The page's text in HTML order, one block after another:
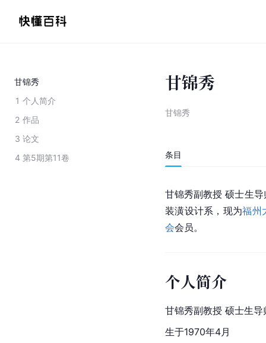
甘锦秀
1 个人简介
2 作品
3 论文
4 第5期第11卷
甘锦秀
甘锦秀
条目
甘锦秀副教授 硕士生
装潢设计系，现为福州
会会员。
个人简介
甘锦秀副教授 硕士生导
生于1970年4月